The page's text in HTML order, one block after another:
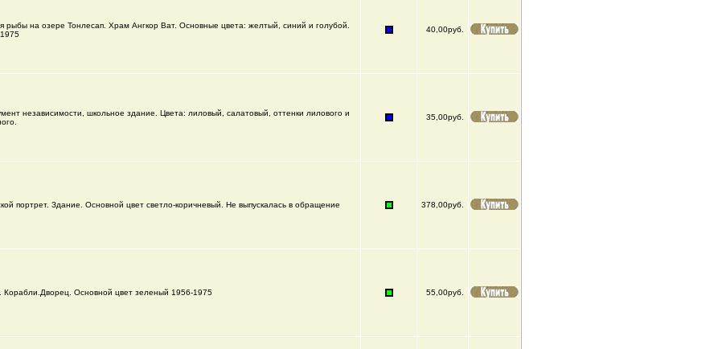
рыбы на озере Тонлесап. Храм Ангкор Ват. Основные цвета: желтый, синий и голубой.
40,00руб.
независимости, школьное здание. Цвета: лиловый, салатовый, оттенки лилового и
35,00руб.
портрет. Здание. Основной цвет светло-коричневый. Не выпускалась в обращение 378,00руб.
Корабли.Дворец. Основной цвет зеленый 1956-1975 55,00руб.